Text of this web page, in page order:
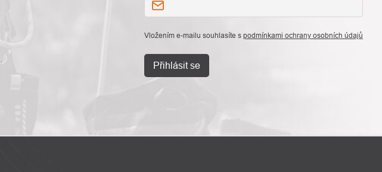
Vložením e-mailu souhlasíte s podmínkami ochrany osobních údajů
Přihlásit se